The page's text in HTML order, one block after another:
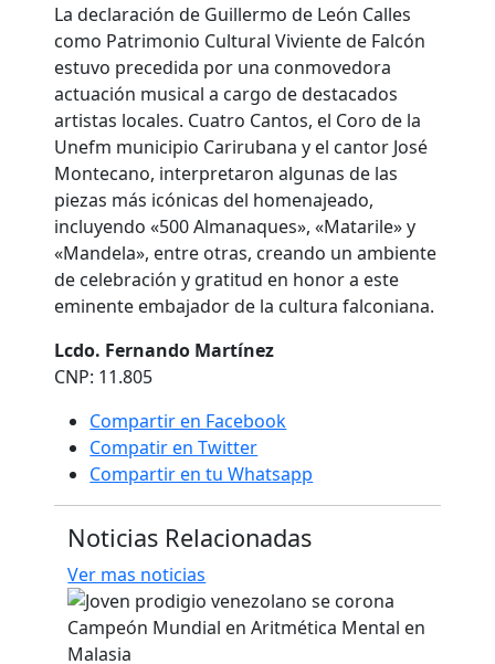
La declaración de Guillermo de León Calles
como Patrimonio Cultural Viviente de Falcón
estuvo precedida por una conmovedora
actuación musical a cargo de destacados
artistas locales. Cuatro Cantos, el Coro de la
Unefm municipio Carirubana y el cantor José
Montecano, interpretaron algunas de las
piezas más icónicas del homenajeado,
incluyendo «500 Almanaques», «Matarile» y
«Mandela», entre otras, creando un ambiente
de celebración y gratitud en honor a este
eminente embajador de la cultura falconiana.
Lcdo. Fernando Martínez
CNP: 11.805
Compartir en Facebook
Compatir en Twitter
Compartir en tu Whatsapp
Noticias Relacionadas
Ver mas noticias